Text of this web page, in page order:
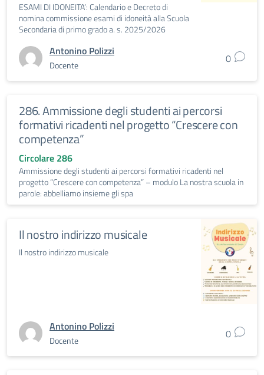
ESAMI DI IDONEITA’: Calendario e Decreto di
nomina commissione esami di idoneità alla Scuola
Secondaria di primo grado a. s. 2025/2026
Antonino Polizzi
Docente 0
286. Ammissione degli studenti ai percorsi
formativi ricadenti nel progetto “Crescere con
competenza”
Circolare 286
Ammissione degli studenti ai percorsi formativi ricadenti nel
progetto “Crescere con competenza” – modulo La nostra scuola in
parole: abbelliamo insieme gli spa
Il nostro indirizzo musicale
Il nostro indirizzo musicale
Antonino Polizzi
Docente 0